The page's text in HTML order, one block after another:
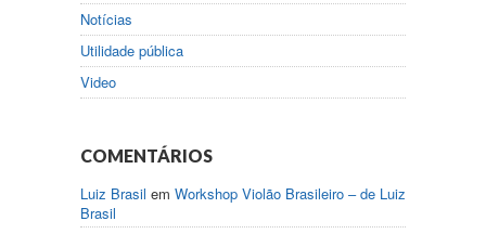
Notícias
Utilidade pública
Video
COMENTÁRIOS
Luiz Brasil em Workshop Violão Brasileiro – de Luiz
Brasil